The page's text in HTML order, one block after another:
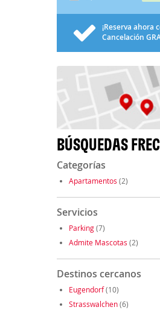
¡Reserva ahora
Cancelación
BÚSQUEDAS
Categorías
Apartamentos (2)
Servicios
Parking(7)
Admite Mascotas (2)
Destinos cercanos
Eugendorf(10)
Strasswalchen(6)